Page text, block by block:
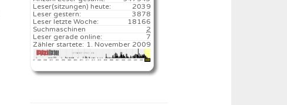
2039️
Leser(sitzungen) heute:
3878
Leser gestern:
18166️
Leser letzte Woche:
2
Suchmaschinen
7
Leser gerade online:
1. November 2009
Zähler startete: